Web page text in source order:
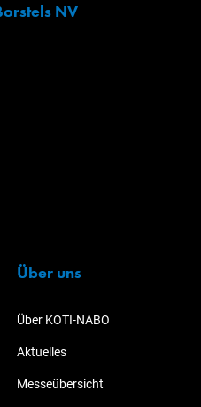
NV
Über uns
Über KOTI-NABO
Aktuelles
Messeübersicht